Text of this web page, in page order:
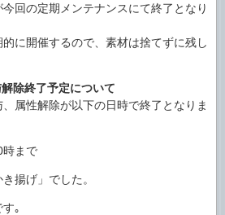
今回の定期メンテナンスにて終了となり
に開催するので、素材は捨てずに残し
除終了予定について
属性解除が以下の日時で終了となりま
時まで
揚げ」でした。
｡